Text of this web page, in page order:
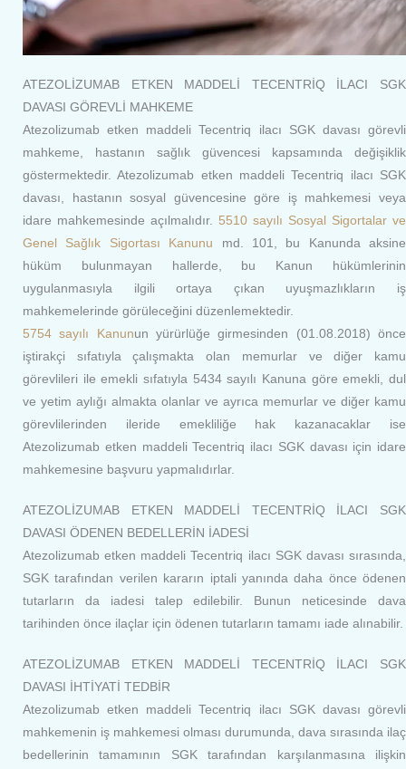
ATEZOLİZUMAB ETKEN MADDELİ TECENTRİQ İLACI SGK
DAVASI GÖREVLİ MAHKEME
Atezolizumab etken maddeli Tecentriq ilacı SGK davası görevli
mahkeme, hastanın sağlık güvencesi kapsamında değişiklik
göstermektedir. Atezolizumab etken maddeli Tecentriq ilacı SGK
davası, hastanın sosyal güvencesine göre iş mahkemesi veya
idare mahkemesinde açılmalıdır. 5510 sayılı Sosyal Sigortalar ve
Genel Sağlık Sigortası Kanunu md. 101, bu Kanunda aksine
hüküm bulunmayan hallerde, bu Kanun hükümlerinin
uygulanmasıyla ilgili ortaya çıkan uyuşmazlıkların iş
mahkemelerinde görüleceğini düzenlemektedir.
5754 sayılı Kanunun yürürlüğe girmesinden (01.08.2018) önce
iştirakçi sıfatıyla çalışmakta olan memurlar ve diğer kamu
görevlileri ile emekli sıfatıyla 5434 sayılı Kanuna göre emekli, dul
ve yetim aylığı almakta olanlar ve ayrıca memurlar ve diğer kamu
görevlilerinden ileride emekliliğe hak kazanacaklar ise
Atezolizumab etken maddeli Tecentriq ilacı SGK davası için idare
mahkemesine başvuru yapmalıdırlar.
ATEZOLİZUMAB ETKEN MADDELİ TECENTRİQ İLACI SGK
DAVASI ÖDENEN BEDELLERİN İADESİ
Atezolizumab etken maddeli Tecentriq ilacı SGK davası sırasında,
SGK tarafından verilen kararın iptali yanında daha önce ödenen
tutarların da iadesi talep edilebilir. Bunun neticesinde dava
tarihinden önce ilaçlar için ödenen tutarların tamamı iade alınabilir.
ATEZOLİZUMAB ETKEN MADDELİ TECENTRİQ İLACI SGK
DAVASI İHTİYATİ TEDBİR
Atezolizumab etken maddeli Tecentriq ilacı SGK davası görevli
mahkemenin iş mahkemesi olması durumunda, dava sırasında ilaç
bedellerinin tamamının SGK tarafından karşılanmasına ilişkin